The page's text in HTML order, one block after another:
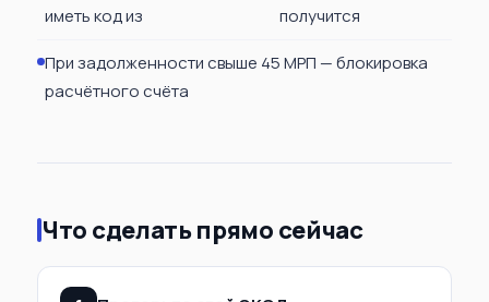
иметь код из
получится
При задолженности свыше 45 МРП — блокировка
расчётного счёта
Что сделать прямо сейчас